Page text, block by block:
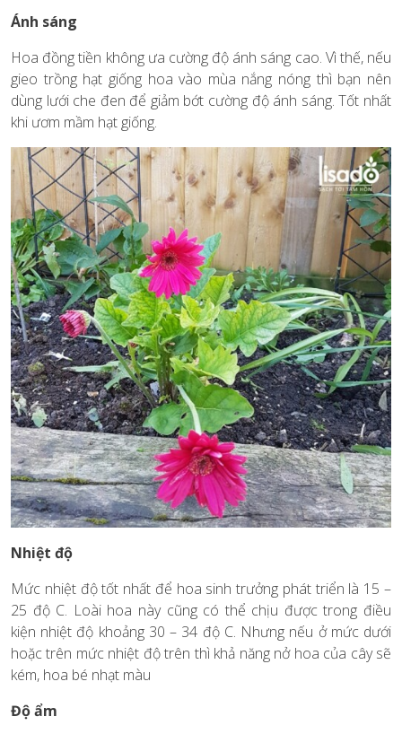
Ánh sáng
Hoa đồng tiền không ưa cường độ ánh sáng cao. Vì thế, nếu
gieo trồng hạt giống hoa vào mùa nắng nóng thì bạn nên
dùng lưới che đen để giảm bớt cường độ ánh sáng. Tốt nhất
khi ươm mầm hạt giống.
Nhiệt độ
Mức nhiệt độ tốt nhất để hoa sinh trưởng phát triển là 15 –
25 độ C. Loài hoa này cũng có thể chịu được trong điều
kiện nhiệt độ khoảng 30 – 34 độ C. Nhưng nếu ở mức dưới
hoặc trên mức nhiệt độ trên thì khả năng nở hoa của cây sẽ
kém, hoa bé nhạt màu
Độ ẩm